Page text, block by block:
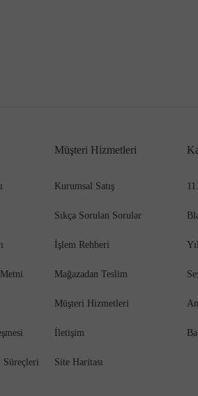
Süreçleri
Müşteri Hizmetleri
Kurumsal Satış
Sıkça Sorulan Sorular
İşlem Rehberi
Mağazadan Teslim
Müşteri Hizmetleri
İletişim
Site Haritası